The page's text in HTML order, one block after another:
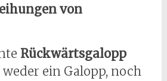
von
Rückwärtsgalopp
ein Galopp, noch